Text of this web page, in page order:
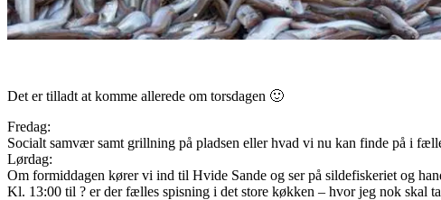
Det er tilladt at komme allerede om torsdagen 🙂
Fredag:
Socialt samvær samt grillning på pladsen eller hvad vi nu kan finde på i
Lørdag:
Om formiddagen kører vi ind til Hvide Sande og ser på sildefiskeriet og
Kl. 13:00 til ? er der fælles spisning i det store køkken – hvor jeg nok skal